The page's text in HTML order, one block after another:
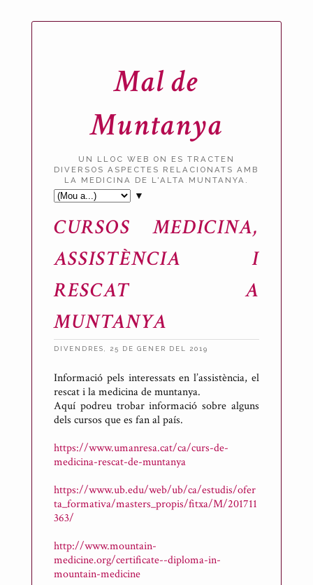
Mal de
Muntanya
UN LLOC WEB ON ES TRACTEN
DIVERSOS ASPECTES RELACIONATS AMB
LA MEDICINA DE L'ALTA MUNTANYA.
▼
CURSOS MEDICINA,
ASSISTÈNCIA I
RESCAT A
MUNTANYA
DIVENDRES, 25 DE GENER DEL 2019
u
b
l
c
t
p
e
r
A
n
Informació pels interessats en l’assistència, el
rescat i la medicina de muntanya.
Aquí podreu trobar informació sobre alguns
dels cursos que es fan al país.
https://www.umanresa.cat/ca/curs-de-
medicina-rescat-de-muntanya
https://www.ub.edu/web/ub/ca/estudis/ofer
ta_formativa/masters_propis/fitxa/M/201711
363/
http://www.mountain-
medicine.org/certificate--diploma-in-
mountain-medicine